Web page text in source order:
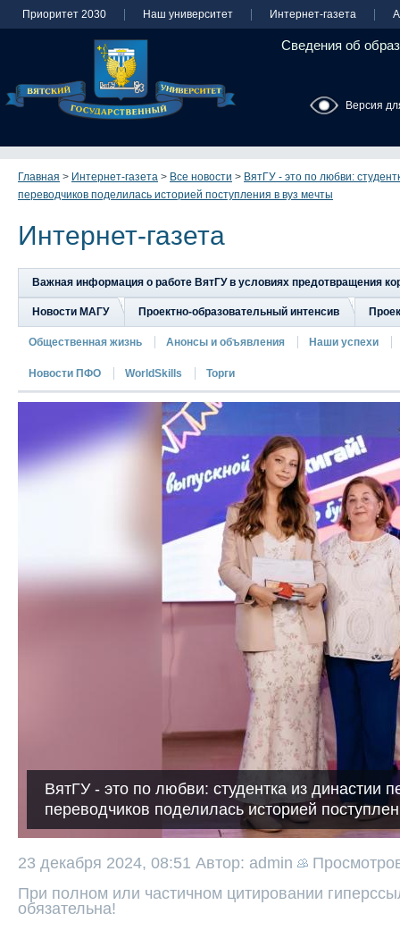
Приоритет 2030 Наш университет Интернет-газета
Сведения об
Версия
Главная > Интернет-газета > Все новости > ВятГУ - это по любви:
переводчиков поделилась историей поступления в вуз мечты
Интернет-газета
Важная информация о работе ВятГУ в условиях предотвращения
Новости МАГУ Проектно-образовательный интенсив
Общественная жизнь Анонсы и объявления Наши успехи
Новости ПФО WorldSkills Торги
ВятГУ - это по любви: студентка из династии
переводчиков поделилась историей
23 декабря 2024, 08:51 Автор: admin
При полном или частичном цитировании
обязательна!